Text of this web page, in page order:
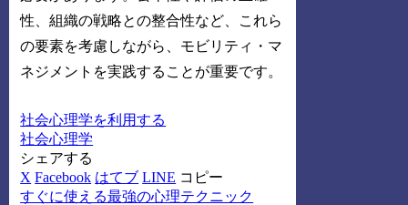
性、組織の戦略との整合性など、これら
の要素を考慮しながら、モビリティ・マ
ネジメントを実践することが重要です。
社会心理学を利用する
社会心理学
シェアする
X Facebook はてブ LINE コピー
すぐに使える最強の心理テクニック